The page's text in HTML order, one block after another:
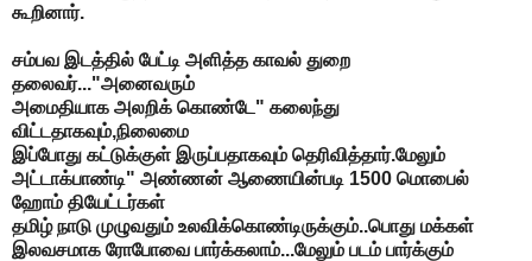
கூறினார்.
சம்பவ இடத்தில் பேட்டி அளித்த காவல் துறை
தலைவர்..."அனைவரும்
அமைதியாக அலறிக் கொண்டே" கலைந்து
விட்டதாகவும்,நிலைமை
இப்போது கட்டுக்குள் இருப்பதாகவும் தெரிவித்தார்.மேலும்
அட்டாக்பாண்டி" அண்ணன் ஆணையின்படி 1500 மொபைல்
ஹோம் தியேட்டர்கள்
தமிழ் நாடு முழுவதும் உலவிக்கொண்டிருக்கும்..பொது மக்கள்
இலவசமாக ரோபோவை பார்க்கலாம்...மேலும் படம் பார்க்கும்